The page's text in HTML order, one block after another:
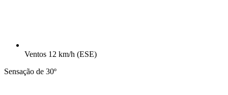
Ventos 12 km/h (ESE)
Sensação de 30º